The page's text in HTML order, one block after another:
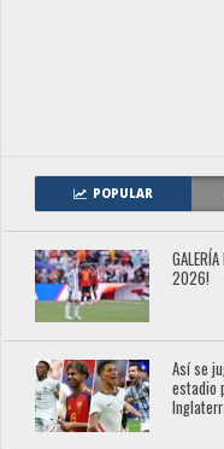
POPULAR
2026!
Así se
estadio